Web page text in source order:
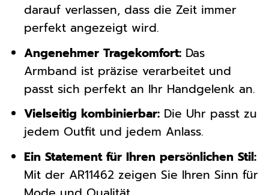
darauf verlassen, dass die Zeit immer
perfekt angezeigt wird.
Angenehmer Tragekomfort:Das
Armband ist präzise verarbeitet und
passt sich perfekt an Ihr Handgelenk an.
Vielseitig kombinierbar:Die Uhr passt zu
jedem Outfit und jedem Anlass.
Ein Statement für Ihren persönlichen Stil:
Mit der AR11462 zeigen Sie Ihren Sinn für